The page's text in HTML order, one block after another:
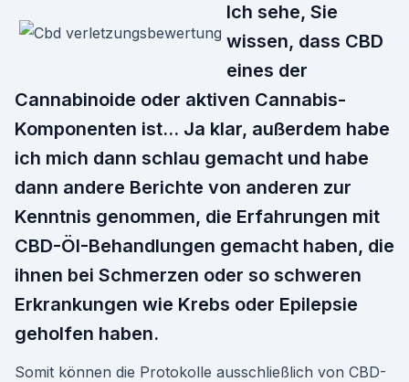
Ich sehe, Sie
wissen, dass CBD
eines der
Cannabinoide oder aktiven Cannabis-
Komponenten ist… Ja klar, außerdem habe
ich mich dann schlau gemacht und habe
dann andere Berichte von anderen zur
Kenntnis genommen, die Erfahrungen mit
CBD-ÖI-Behandlungen gemacht haben, die
ihnen bei Schmerzen oder so schweren
Erkrankungen wie Krebs oder Epilepsie
geholfen haben.
Somit können die Protokolle ausschließlich von CBD-